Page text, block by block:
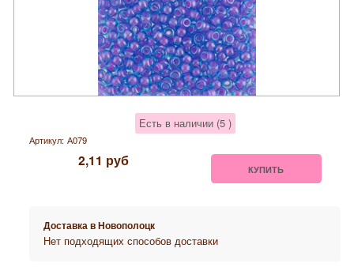
Есть в наличии (5 )
Артикул: А079
2,11 руб КУПИТЬ
Доставка вНовополоцк
Нет подходящих способов доставки